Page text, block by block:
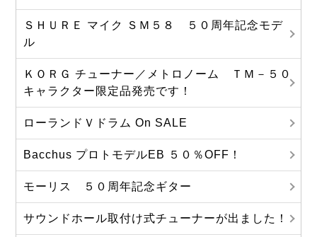
ＳＨＵＲＥ マイク ＳＭ５８ ５０周年記念モデ
ル
ＫＯＲＧ チューナー／メトロノーム ＴＭ－５０
キャラクター限定品発売です！
ローランドＶドラム On SALE
Bacchus プロトモデルEB ５０％OFF！
モーリス ５０周年記念ギター
サウンドホール取付け式チューナーが出ました！